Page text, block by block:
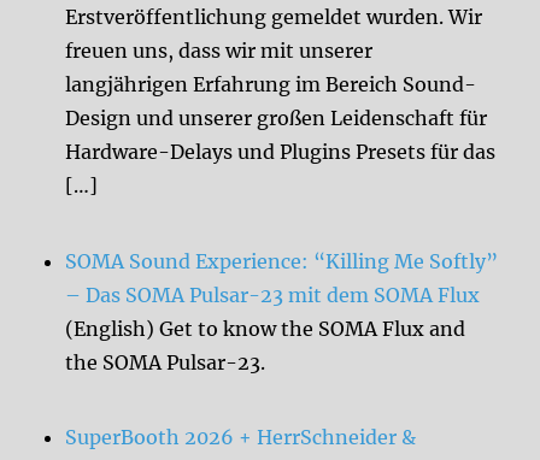
Erstveröffentlichung gemeldet wurden. Wir
freuen uns, dass wir mit unserer
langjährigen Erfahrung im Bereich Sound-
Design und unserer großen Leidenschaft für
Hardware-Delays und Plugins Presets für das
[…]
SOMA Sound Experience: “Killing Me Softly”
– Das SOMA Pulsar-23 mit dem SOMA Flux
(English) Get to know the SOMA Flux and
the SOMA Pulsar-23.
SuperBooth 2026 + HerrSchneider &